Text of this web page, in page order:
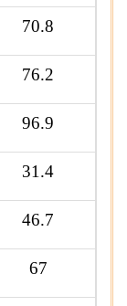
70.8
76.2
96.9
31.4
46.7
67